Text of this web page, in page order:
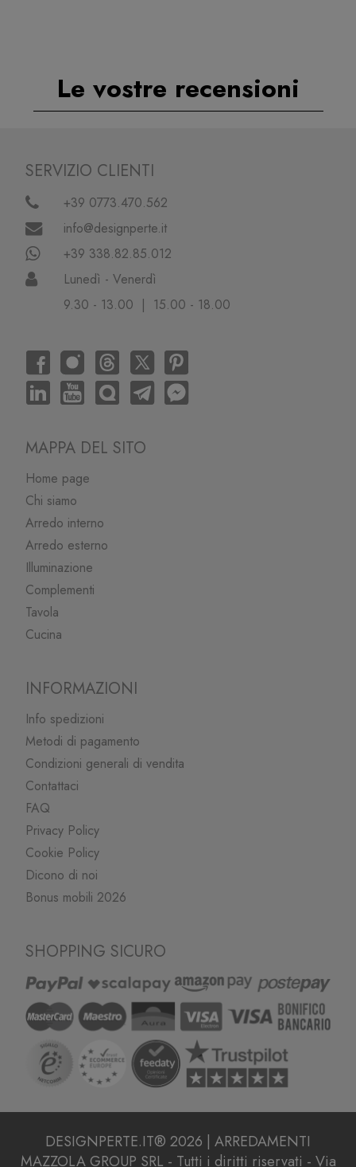
Le vostre recensioni
SERVIZIO CLIENTI
+39 0773.470.562
info@designperte.it
+39 338.82.85.012
Lunedì - Venerdì
9.30 - 13.00 | 15.00 - 18.00
MAPPA DEL SITO
Home page
Chi siamo
Arredo interno
Arredo esterno
Illuminazione
Complementi
Tavola
Cucina
INFORMAZIONI
Info spedizioni
Metodi di pagamento
Condizioni generali di vendita
Contattaci
FAQ
Privacy Policy
Cookie Policy
Dicono di noi
Bonus mobili 2026
SHOPPING SICURO
DESIGNPERTE.IT® 2026 | ARREDAMENTI
MAZZOLA GROUP SRL - Tutti i diritti riservati - Via